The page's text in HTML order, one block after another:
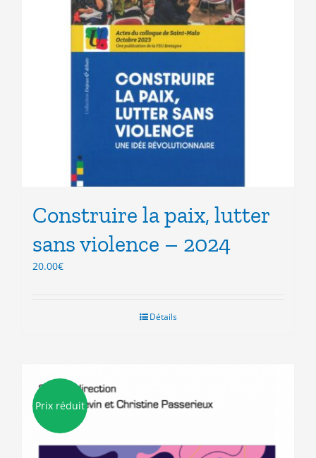
Construire la paix, lutter
sans violence – 2024
20.00€
Détails
Prix réduit